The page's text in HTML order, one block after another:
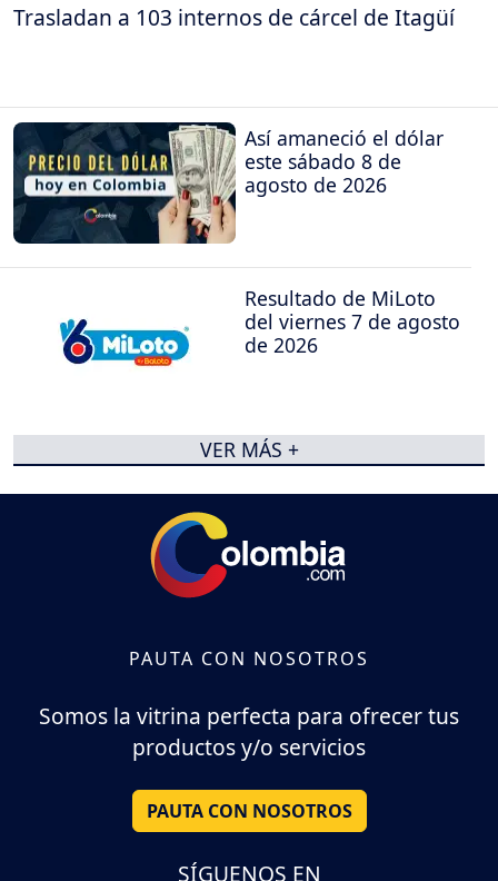
Trasladan a 103 internos de cárcel de Itagüí
Así amaneció el dólar
este sábado 8 de
agosto de 2026
Resultado de MiLoto
del viernes 7 de agosto
de 2026
VER MÁS +
PAUTA CON NOSOTROS
Somos la vitrina perfecta para ofrecer tus
productos y/o servicios
PAUTA CON NOSOTROS
SÍGUENOS EN